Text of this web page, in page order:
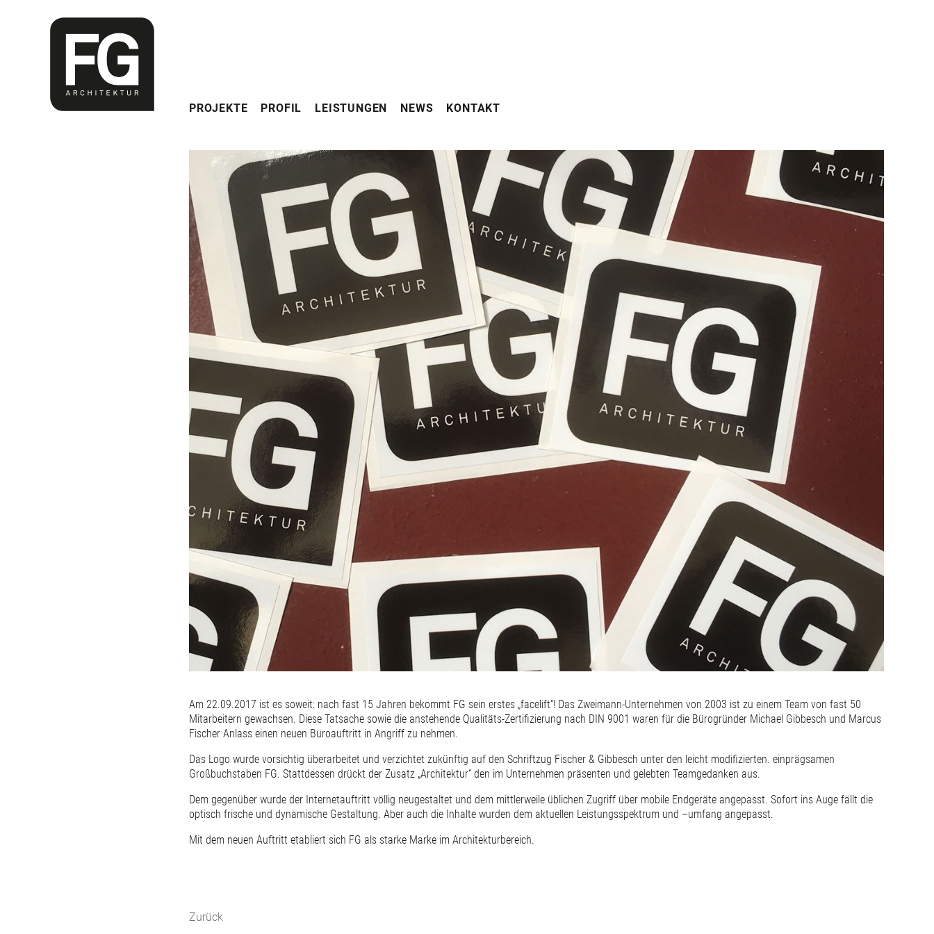
Navigation
PROJEKTE PROFIL LEISTUNGEN NEWS KONTAKT
Am 22.09.2017 ist es soweit: nach fast 15 Jahren bekommt FG sein erstes „facelift“! Das Zweimann-Unternehmen von 2003 ist zu einem Team von fast 50
Mitarbeitern gewachsen. Diese Tatsache sowie die anstehende Qualitäts-Zertifizierung nach DIN 9001 waren für die Bürogründer Michael Gibbesch und Marcus
Fischer Anlass einen neuen Büroauftritt in Angriff zu nehmen.
Das Logo wurde vorsichtig überarbeitet und verzichtet zukünftig auf den Schriftzug Fischer & Gibbesch unter den leicht modifizierten. einprägsamen
Großbuchstaben FG. Stattdessen drückt der Zusatz „Architektur“ den im Unternehmen präsenten und gelebten Teamgedanken aus.
Dem gegenüber wurde der Internetauftritt völlig neugestaltet und dem mittlerweile üblichen Zugriff über mobile Endgeräte angepasst. Sofort ins Auge fällt die
optisch frische und dynamische Gestaltung. Aber auch die Inhalte wurden dem aktuellen Leistungsspektrum und –umfang angepasst.
Mit dem neuen Auftritt etabliert sich FG als starke Marke im Architekturbereich.
Zurück